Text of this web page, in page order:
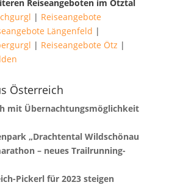
Reiseangeboten im Ötztal
| Reiseangebote
Längenfeld |
| Reiseangebote Ötz |
Österreich
mit Übernachtungsmöglichkeit
„Drachtental Wildschönau
– neues Trailrunning-
Pickerl für 2023 steigen